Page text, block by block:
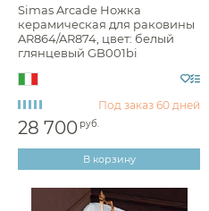
Simas Arcade Ножка
керамическая для раковины
AR864/AR874, цвет: белый
глянцевый GB001bi
Под заказ 60 дней
28 700 руб.
В корзину